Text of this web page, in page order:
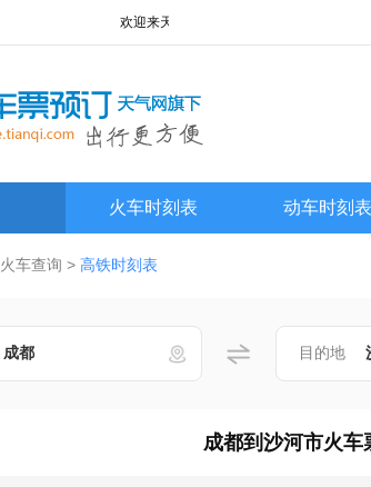
欢迎来天气网火车查询频道!
火车时刻表 动车时刻表
火车查询 > 高铁时刻表
目的地
成都到沙河市火车